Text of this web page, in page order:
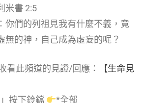
米書 2:5
你們的列祖見我有什麼不義，竟
無的神，自己成為虛妄的呢？
看此頻道的見證/回應：
【生命見
按下鈴鐺
*全部